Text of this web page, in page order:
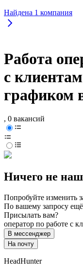
Найдена 1 компания
Работа
с
графиком
, 0 вакансий
Ничего не
Попробуйте изменить
По вашему запросу ещё
Присылать вам?
оператор по работе с
В мессенджер
На почту
HeadHunter